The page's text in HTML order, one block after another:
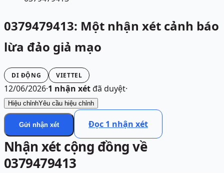
0379479413: Một nhận xét cảnh báo
lừa đảo giả mạo
DI ĐỘNG VIETTEL
12/06/2026·1 nhận xétđã duyệt·
Hiệu chỉnhYêu cầu hiệu chỉnh
Gửi nhận xét Đọc 1 nhận xét
Nhận xét cộng đồng về
0379479413